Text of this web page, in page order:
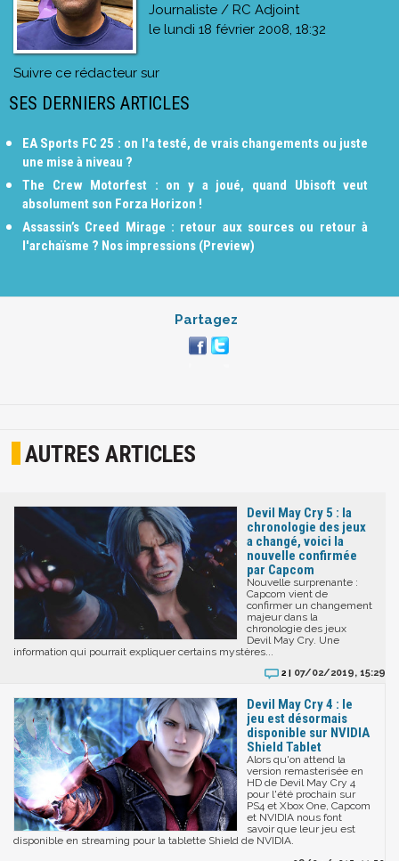
Journaliste / RC Adjoint
le lundi 18 février 2008, 18:32
Suivre ce rédacteur sur
SES DERNIERS ARTICLES
EA Sports FC 25 : on l'a testé, de vrais changements ou juste
une mise à niveau ?
The Crew Motorfest : on y a joué, quand Ubisoft veut
absolument son Forza Horizon !
Assassin’s Creed Mirage : retour aux sources ou retour à
l'archaïsme ? Nos impressions (Preview)
Partagez
AUTRES ARTICLES
Devil May Cry 5 : la
chronologie des jeux
a changé, voici la
nouvelle confirmée
par Capcom
Nouvelle surprenante :
Capcom vient de
confirmer un changement
majeur dans la
chronologie des jeux
Devil May Cry. Une
information qui pourrait expliquer certains mystères...
2 | 07/02/2019, 15:29
Devil May Cry 4 : le
jeu est désormais
disponible sur NVIDIA
Shield Tablet
Alors qu'on attend la
version remasterisée en
HD de Devil May Cry 4
pour l'été prochain sur
PS4 et Xbox One, Capcom
et NVIDIA nous font
savoir que leur jeu est
disponible en streaming pour la tablette Shield de NVIDIA.